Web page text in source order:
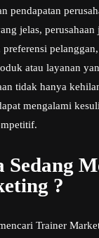
pendapatan
jelas,
atau layanan
tidak hanya
mengalami
Sedang
?
Trainer